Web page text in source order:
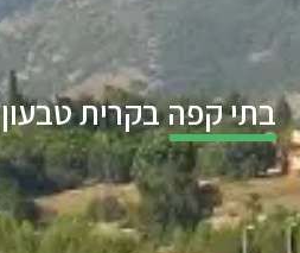
בתי קפה בקרית טבעון